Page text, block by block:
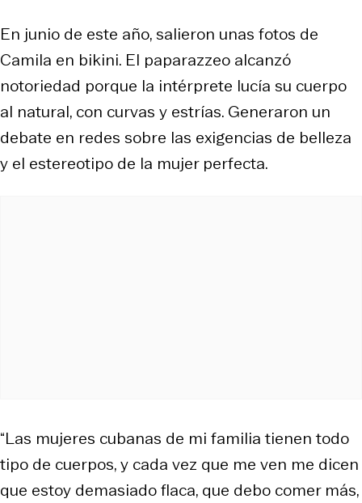
En junio de este año, salieron unas fotos de
Camila en bikini. El paparazzeo alcanzó
notoriedad porque la intérprete lucía su cuerpo
al natural, con curvas y estrías. Generaron un
debate en redes sobre las exigencias de belleza
y el estereotipo de la mujer perfecta.
“Las mujeres cubanas de mi familia tienen todo
tipo de cuerpos, y cada vez que me ven me dicen
que estoy demasiado flaca, que debo comer más,